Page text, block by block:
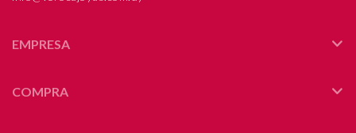
EMPRESA
COMPRA